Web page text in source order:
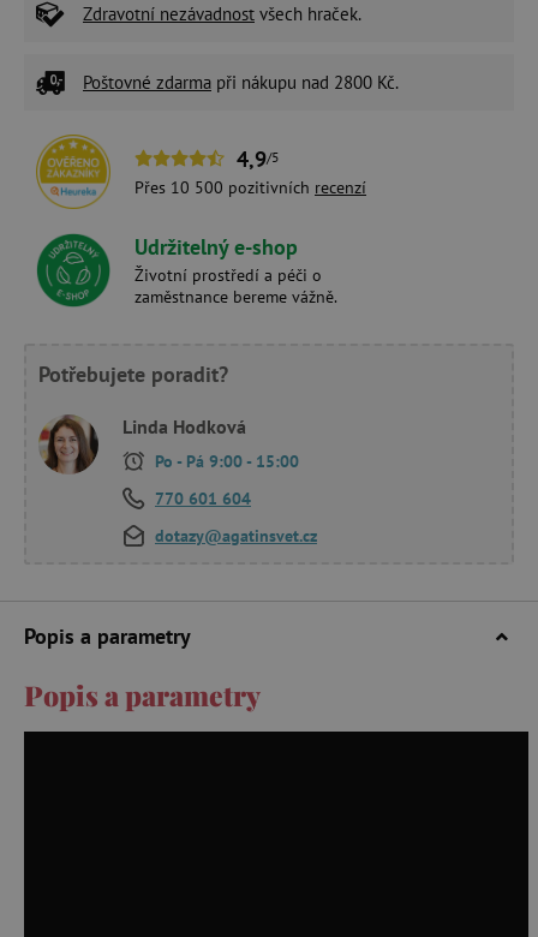
Zdravotní nezávadnost všech hraček.
Poštovné zdarma při nákupu nad 2800 Kč.
4,9/5
Přes 10 500 pozitivních recenzí
Udržitelný e-shop
Životní prostředí a péči o
zaměstnance bereme vážně.
Potřebujete poradit?
Linda Hodková
Po - Pá 9:00 - 15:00
770 601 604
dotazy@agatinsvet.cz
Popis a parametry
Popis a parametry